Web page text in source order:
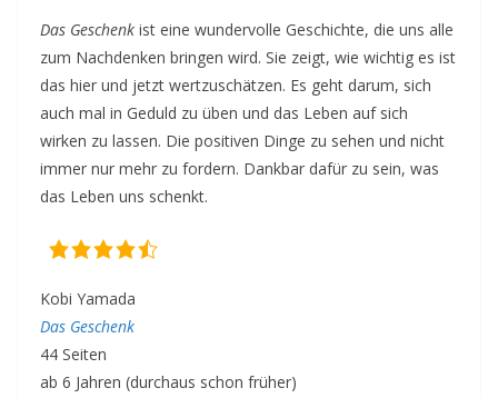
Das Geschenk ist eine wundervolle Geschichte, die uns alle
zum Nachdenken bringen wird. Sie zeigt, wie wichtig es ist
das hier und jetzt wertzuschätzen. Es geht darum, sich
auch mal in Geduld zu üben und das Leben auf sich
wirken zu lassen. Die positiven Dinge zu sehen und nicht
immer nur mehr zu fordern. Dankbar dafür zu sein, was
das Leben uns schenkt.
Kobi Yamada
Das Geschenk
44 Seiten
ab 6 Jahren (durchaus schon früher)